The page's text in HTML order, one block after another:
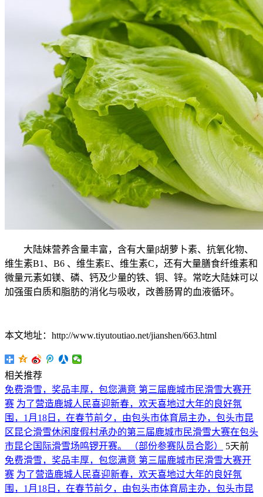
大陆妹营养含量丰富，含有大量β胡萝卜素、抗氧化物、
维生素B1、B6 、维生素E、维生素C，还有大量膳食纤维素和
微量元素如镁、磷、钙及少量的铁、铜、锌。常吃大陆妹可以
加强蛋白质和脂肪的消化与吸收，改善肠胃的血液循环。
本文地址：http://www.tiyutoutiao.net/jianshen/663.html
相关推荐
免费滑雪，奖品丰厚，包您满意 第三届鹿城市民滑雪大赛开
赛 为了营造鹿城人民喜迎新春，欢天喜地过大年的良好氛
围，1月18日，在春节前夕，由包头市体育局主办，包头市昆
区昆仑滑雪休闲度假村承办的第三届鹿城市民滑雪大赛在包头
市昆仑国际滑雪场鸣锣开赛。 （部份参赛队员合影）
5天前
免费滑雪，奖品丰厚，包您满意 第三届鹿城市民滑雪大赛开
赛 为了营造鹿城人民喜迎新春，欢天喜地过大年的良好氛
围，1月18日，在春节前夕，由包头市体育局主办，包头市昆